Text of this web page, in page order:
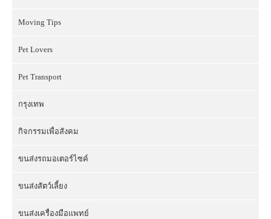
Moving Tips
Pet Lovers
Pet Transport
กรุงเทพ
กิจกรรมเพื่อสังคม
ขนส่งรถมอเตอร์ไซค์
ขนส่งสัตว์เลี้ยง
ขนส่งเครื่องมือแพทย์